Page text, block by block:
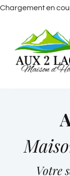
Chargement en
contenu
Chambre Lac
Votre